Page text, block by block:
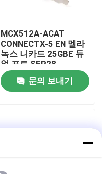
MCX512A-ACAT
CONNECTX-5 EN 멜라
녹스 니카드 25GBE 듀
얼 포트 SFP28
PCIE3.0 X8 Tall BR
문의 보내기